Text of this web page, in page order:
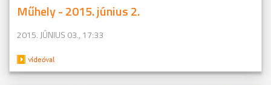
Műhely - 2015. június 2.
2015. JÚNIUS 03., 17:33